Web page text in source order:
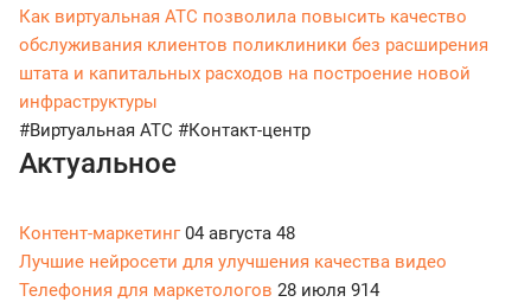
Как виртуальная АТС позволила повысить качество
обслуживания клиентов поликлиники без расширения
штата и капитальных расходов на построение новой
инфраструктуры
#Виртуальная АТС #Контакт-центр
Актуальное
Контент-маркетинг04 августа 48
Лучшие нейросети для улучшения качества видео
Телефония для маркетологов 28 июля 914